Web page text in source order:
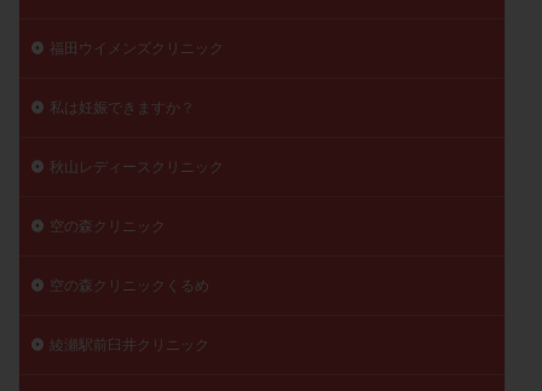
福田ウイメンズクリニック
私は妊娠できますか？
秋山レディースクリニック
空の森クリニック
空の森クリニックくるめ
綾瀬駅前臼井クリニック